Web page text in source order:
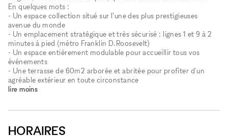
En quelques mots :
- Un espace collection situé sur l’une des plus prestigieuses
avenue du monde
- Un emplacement stratégique et très sécurisé : lignes 1 et 9 à 2
minutes à pied (métro Franklin D.Roosevelt)
- Un espace entièrement modulable pour accueillir tous vos
événements
- Une terrasse de 60m2 arborée et abritée pour profiter d'un
agréable extérieur en toute circonstance
lire moins
HORAIRES